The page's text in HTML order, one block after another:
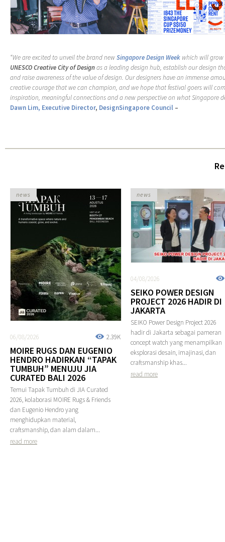
“We are excited to unveil the brand newSingapore Design Week which will
UNESCO Creative City of Designas a leading design hub, establish our design
and raise awareness of the value of design. Our designers have an immense
creative courage that we can champion, and we hope that festival goers will
inspiration, meaningful connections and a new perspective on what Singapore
Dawn Lim, Executive Director, DesignSingapore Council –
2.39K
06/08/2026
MOIRE RUGS DAN EUGENIO
HENDRO HADIRKAN “TAPAK
TUMBUH” MENUJU JIA
CURATED BALI 2026
Temui Tapak Tumbuh di JIA Curated
2026, kolaborasi MOIRE Rugs & Friends
dan Eugenio Hendro yang
menghidupkan material,
craftsmanship, dan alam dalam...
read more
news
04/08/2026
SEIKO POWER DESIGN
PROJECT 2026 HADIR DI
JAKARTA
SEIKO Power Design Project 2026
hadir di Jakarta sebagai pameran
concept watch yang menampilkan
eksplorasi desain, imajinasi, dan
craftsmanship khas...
read more
news